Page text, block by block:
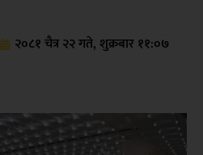
२०८१ चैत्र २२ गते, शुक्रबार ११:०७